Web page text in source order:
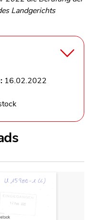
Landgerichts
16.02.2022